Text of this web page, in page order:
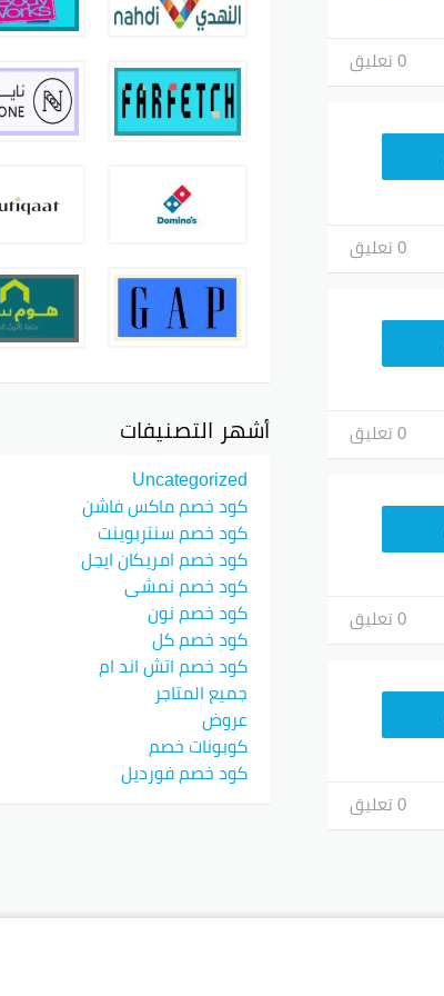
0 تعليق
0 تعليق
0 تعليق
0 تعليق
0 تعليق
أشهر التصنيفات
Uncategorized
كود خصم ماكس فاشن
كود خصم سنتربوينت
كود خصم امريكان ايجل
كود خصم نمشي
كود خصم نون
كود خصم كل
كود خصم اتش اند ام
جميع المتاجر
عروض
كوبونات خصم
كود خصم فورديل